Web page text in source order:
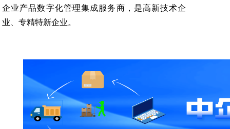
企业产品数字化管理集成服务商，是高新技术企
业、专精特新企业。